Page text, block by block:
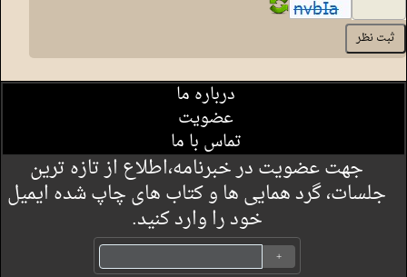
درباره ما
عضویت
تماس با ما
جهت عضویت در خبرنامه،اطلاع از تازه ترین
جلسات، گرد همایی ها و کتاب های چاپ شده ایمیل
خود را وارد کنید.